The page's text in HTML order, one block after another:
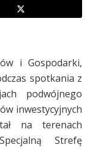
i Gospodarki,
spotkania z
podwójnego
inwestycyjnych
na terenach
Strefę